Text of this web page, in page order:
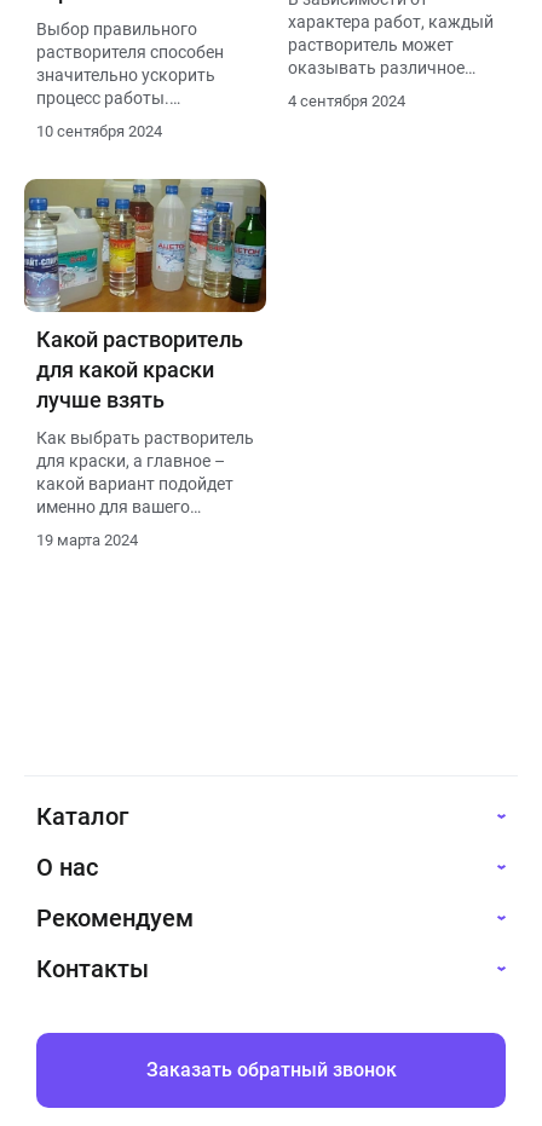
Выбор правильного
растворителя способен
значительно ускорить
процесс работы.
Например, использование
специализированных
задач позволяет
сократить временные
затраты на очистку и
подготовку поверхностей.
Это особенно актуально в
условиях строгих
временных рамок, когда
каждая минута на счету.
Наличие качественного
растворителя в арсенале
успеха для
профессионалов в
строительной сфере.
10 сентября 2024
характера работ, каждый
растворитель может
оказывать различное
влияние на конечный
результат.
4 сентября 2024
Какой растворитель
для какой краски
лучше взять
Как выбрать растворитель
для краски, а главное –
какой вариант подойдет
именно для вашего
19 марта 2024
Каталог
О нас
Рекомендуем
Контакты
Заказать обратный звонок